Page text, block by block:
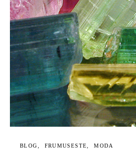
BLOG FRUMUSESTE MODA